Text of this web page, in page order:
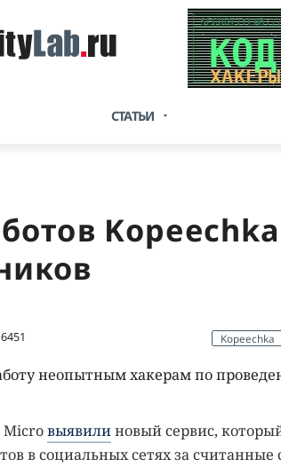
СТАТЬИ
6451 Kopeechka
неопытным хакерам по
Microвыявилиновый сервис,
в социальных сетях за